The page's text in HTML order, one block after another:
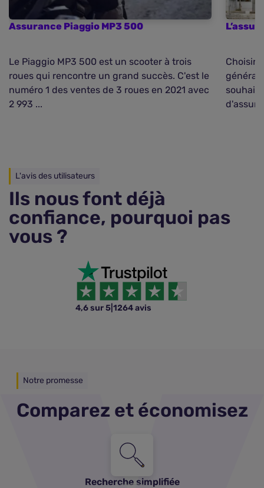
Assurance Piaggio MP3 500
Le Piaggio MP3 500 est un scooter à trois
roues qui rencontre un grand succès. C'est le
numéro 1 des ventes de 3 roues en 2021 avec
2 993 ...
Choisir
L'avis des utilisateurs
Ils nous font déjà
confiance, pourquoi pas
vous ?
4,6 sur 5 1264 avis
Notre promesse
Comparez et économisez
Recherche simplifiée